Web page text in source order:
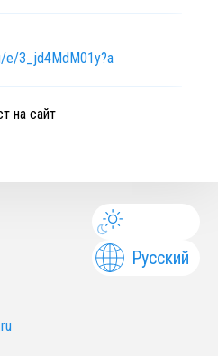
e/3_jd4MdM01y?a
на сайт
Русский